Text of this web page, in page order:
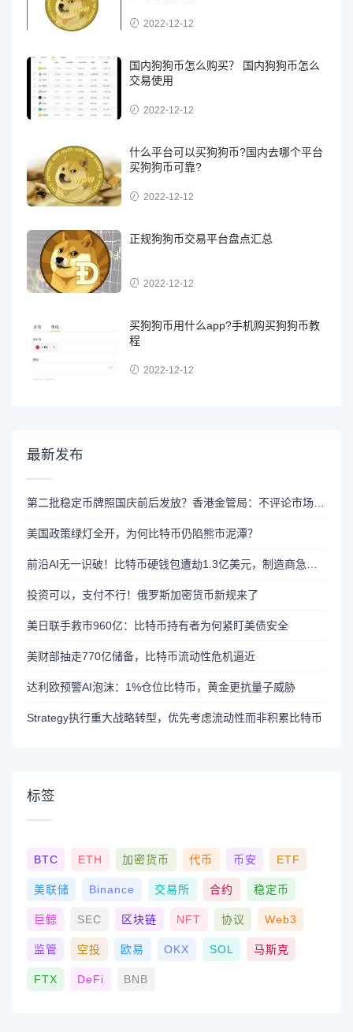
2022-12-12
国内狗狗币怎么购买？ 国内狗狗币怎么
交易使用
2022-12-12
什么平台可以买狗狗币?国内去哪个平台
买狗狗币可靠?
2022-12-12
正规狗狗币交易平台盘点汇总
2022-12-12
买狗狗币用什么app?手机购买狗狗币教
程
2022-12-12
最新发布
美国政策绿灯全开，为何比特币仍陷熊市泥潭？
投资可以，支付不行！俄罗斯加密货币新规来了
美日联手救市960亿：比特币持有者为何紧盯美债安全
美财部抽走770亿储备，比特币流动性危机逼近
达利欧预警AI泡沫：1%仓位比特币，黄金更抗量子威胁
Strategy执行重大战略转型，优先考虑流动性而非积累比特币
标签
BTC ETH 加密货币 代币 币安 ETF
美联储 Binance 交易所 合约 稳定币
巨鲸 SEC 区块链 NFT 协议 Web3
监管 空投 欧易 OKX SOL 马斯克
FTX DeFi BNB